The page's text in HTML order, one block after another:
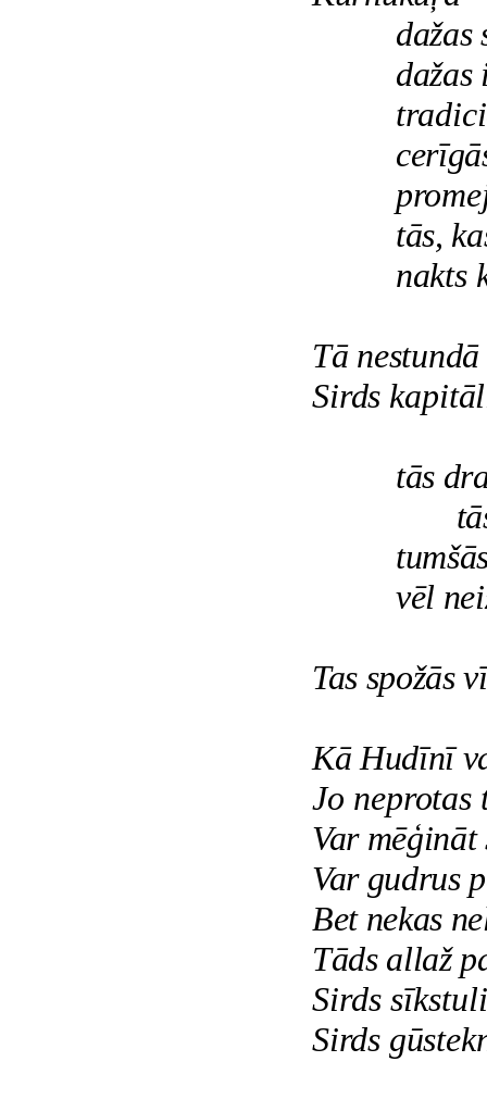
dažas
tās,
nakts
Tā
Sirds
tās
tās
vēl
Tas spožās
Kā Hudīnī
Jo neprotas
Var mēģināt
Var gudrus
Bet nekas
Tāds allaž
Sirds
Sirds